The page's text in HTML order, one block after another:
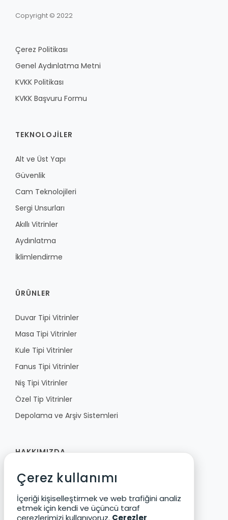
Copyright © 2022
Çerez Politikası
Genel Aydınlatma Metni
KVKK Politikası
KVKK Başvuru Formu
TEKNOLOJILER
Alt ve Üst Yapı
Güvenlik
Cam Teknolojileri
Sergi Unsurları
Akıllı Vitrinler
Aydınlatma
İklimlendirme
ÜRÜNLER
Duvar Tipi Vitrinler
Masa Tipi Vitrinler
Kule Tipi Vitrinler
Fanus Tipi Vitrinler
Niş Tipi Vitrinler
Özel Tip Vitrinler
Depolama ve Arşiv Sistemleri
HAKKIMIZDA
Fibula
Vizyon ve Değerler
Ürün Geliştirme
Çerez kullanımı
İçeriği kişiselleştirmek ve web trafiğini analiz
etmek için kendi ve üçüncü taraf
çerezlerimizi kullanıyoruz. Çerezler